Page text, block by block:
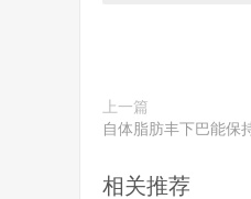
上一篇
自体脂肪丰下巴能保
相关推荐